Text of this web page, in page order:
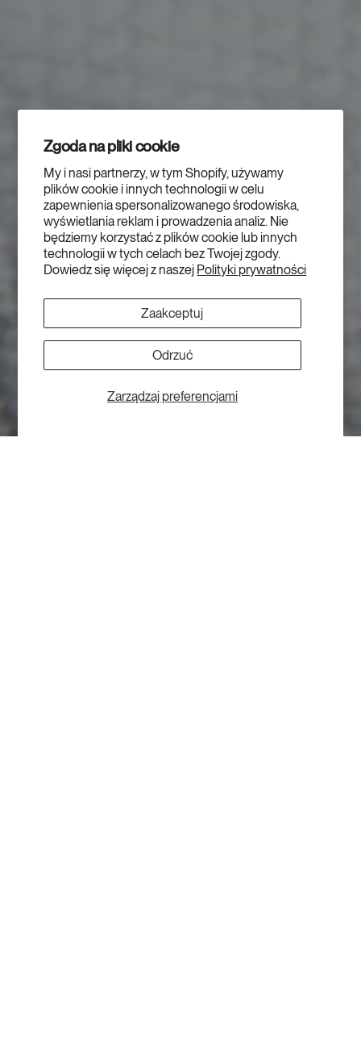
Zgoda na pliki cookie
My i nasi partnerzy, w tym Shopify, używamy
plików cookie i innych technologii w celu
zapewnienia spersonalizowanego środowiska,
wyświetlania reklam i prowadzenia analiz. Nie
będziemy korzystać z plików cookie lub innych
technologii w tych celach bez Twojej zgody.
Dowiedz się więcej z naszej Polityki prywatności
Zarządzaj preferencjami
Zaakceptuj
Odrzuć